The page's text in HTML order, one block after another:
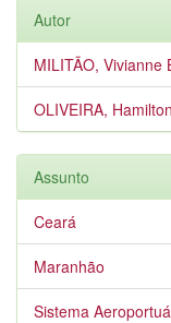
Autor
MILITÃO, Vivianne
OLIVEIRA,
Assunto
Ceará
Maranhão
Sistema